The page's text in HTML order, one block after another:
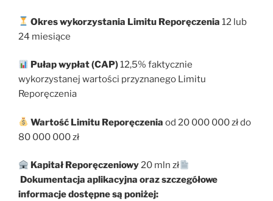
Okres wykorzystania Limitu Reporęczenia 12 lub
24 miesiące
Pułap wypłat (CAP)12,5% faktycznie
wykorzystanej wartości przyznanego Limitu
Reporęczenia
Wartość Limitu Reporęczenia od 20 000 000 zł do
80 000 000 zł
Kapitał Reporęczeniowy20 mln zł
Dokumentacja aplikacyjna oraz szczegółowe
informacje dostępne są poniżej: